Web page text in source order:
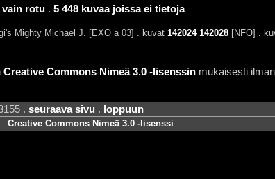
vain rotu. 5 448 kuvaa joissa ei tietoja
Mighty Michael J. [EXO a 03] . kuvat 142024 142028[NFO] .
Creative Commons Nimeä 3.0 -lisenssinmukaisesti
. seuraava sivu . loppuun
. Creative Commons Nimeä 3.0 -lisenssi